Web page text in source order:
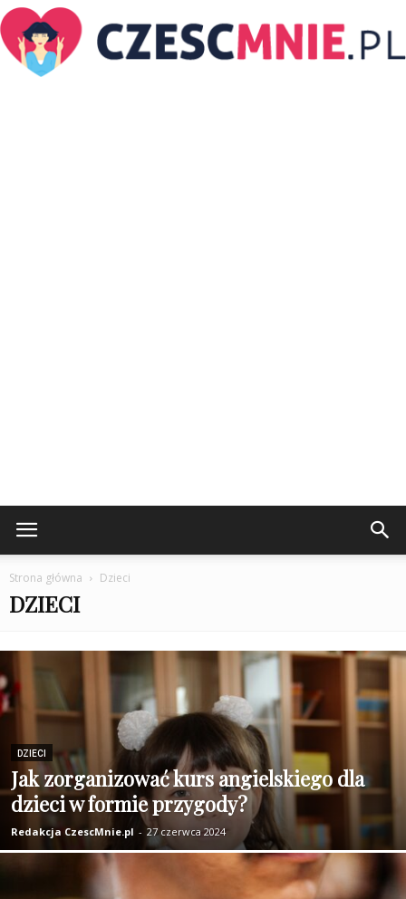
Strona główna Dzieci
DZIECI
DZIECI
Jak zorganizować kurs angielskiego dla
dzieci w formie przygody?
Redakcja CzescMnie.pl - 27 czerwca 2024